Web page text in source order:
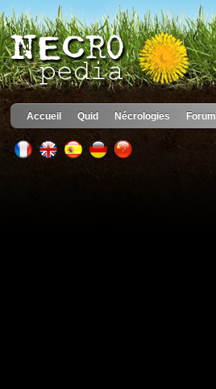
Accueil Quid Nécrologies Forum